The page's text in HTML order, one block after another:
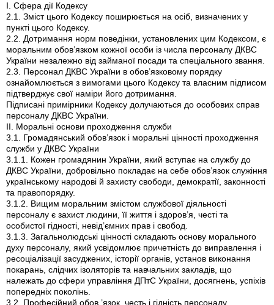
I. Сфера дії Кодексу
2.1. Зміст цього Кодексу поширюється на осіб, визначених у
пункті цього Кодексу.
2.2. Дотримання норм поведінки, установлених цим Кодексом, є
моральним обов’язком кожної особи із числа персоналу ДКВС
України незалежно від займаної посади та спеціального звання.
2.3. Персонал ДКВС України в обов’язковому порядку
ознайомлюється з вимогами цього Кодексу та власним підписом
підтверджує свої наміри його дотримання.
Підписані примірники Кодексу долучаються до особових справ
персоналу ДКВС України.
II. Моральні основи проходження служби
3.1. Громадянський обов’язок і моральні цінності проходження
служби у ДКВС України
3.1.1. Кожен громадянин України, який вступає на службу до
ДКВС України, добровільно покладає на себе обов’язок служіння
українському народові й захисту свободи, демократії, законності
та правопорядку.
3.1.2. Вищим моральним змістом службової діяльності
персоналу є захист людини, її життя і здоров’я, честі та
особистої гідності, невід’ємних прав і свобод.
3.1.3. Загальнолюдські цінності складають основу морального
духу персоналу, який усвідомлює причетність до виправлення і
ресоціалізації засуджених, історії органів, установ виконання
покарань, слідчих ізоляторів та навчальних закладів, що
належать до сфери управління ДПтС України, досягнень, успіхів
попередніх поколінь.
3.2. Професійний обов ’язок, честь і гідність персоналу